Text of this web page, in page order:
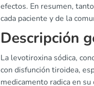
efectos. En resumen,
cada paciente y de la
Descripción
La levotiroxina sódica,
con disfunción tiroidea,
medicamento radica en